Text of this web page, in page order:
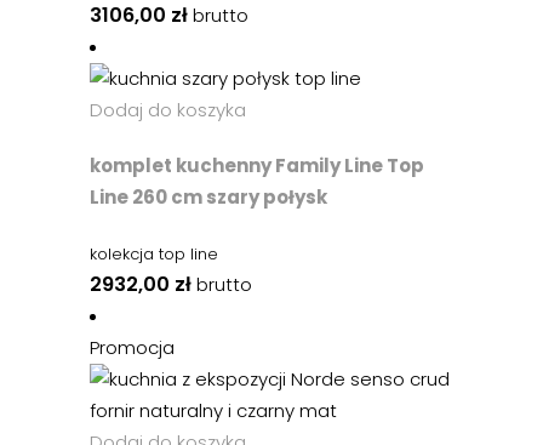
3106,00 złbrutto
Dodaj do koszyka
komplet kuchenny Family Line Top
Line 260 cm szary połysk
kolekcja top line
2932,00 złbrutto
Promocja